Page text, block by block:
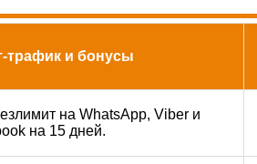
трафик и бонусы
на WhatsApp, Viber и
на 15 дней.